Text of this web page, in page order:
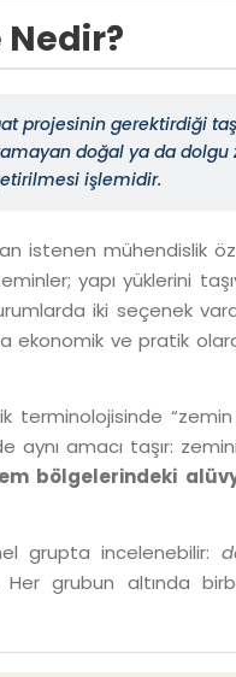
projesinin gerektirdiği
doğal ya da
işlemidir.
istenen mühendislik
yapı yüklerini
iki seçenek
ekonomik ve pratik
terminolojisinde
amacı taşır:
bölgelerindeki
grupta incelenebilir:
Her grubun altında